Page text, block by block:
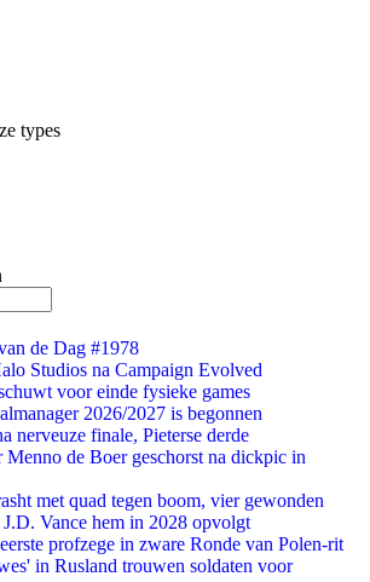
types
de Dag #1978
Studios na Campaign Evolved
voor einde fysieke games
2026/2027 is begonnen
nerveuze finale, Pieterse derde
Menno de Boer geschorst na dickpic in
met quad tegen boom, vier gewonden
Vance hem in 2028 opvolgt
profzege in zware Ronde van Polen-rit
in Rusland trouwen soldaten voor